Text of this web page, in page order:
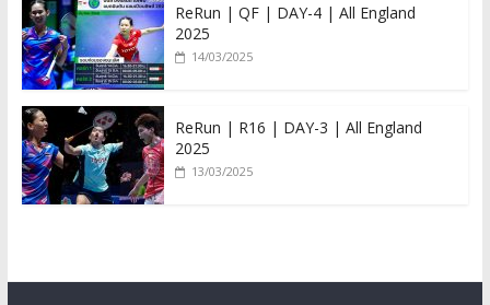
ReRun | QF | DAY-4 | All England
2025
14/03/2025
ReRun | R16 | DAY-3 | All England
2025
13/03/2025